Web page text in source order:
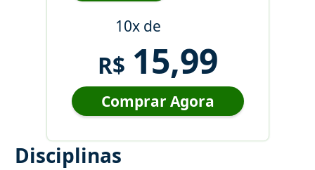
10x de
R$ 15,99
Comprar Agora
Disciplinas